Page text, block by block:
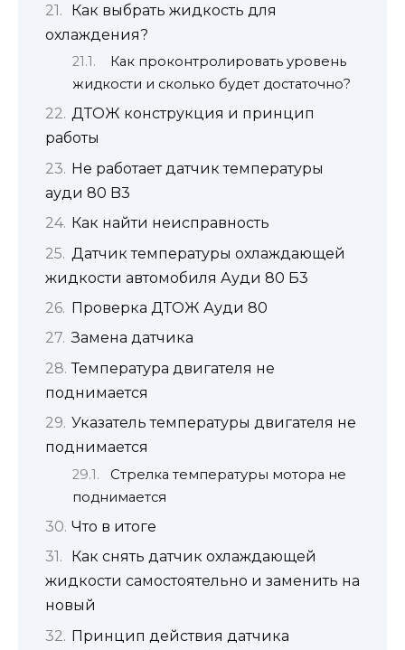
Как выбрать жидкость для
охлаждения?
Как проконтролировать уровень
жидкости и сколько будет достаточно?
ДТОЖ конструкция и принцип
работы
Не работает датчик температуры
ауди 80 B3
Как найти неисправность
Датчик температуры охлаждающей
жидкости автомобиля Ауди 80 Б3
Проверка ДТОЖ Ауди 80
Замена датчика
Температура двигателя не
поднимается
Указатель температуры двигателя не
поднимается
Стрелка температуры мотора не
поднимается
Что в итоге
Как снять датчик охлаждающей
жидкости самостоятельно и заменить на
новый
Принцип действия датчика